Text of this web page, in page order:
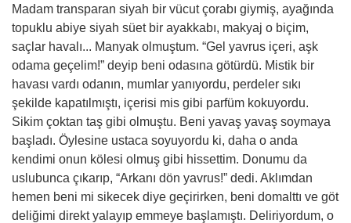
Madam transparan siyah bir vücut çorabı giymiş, ayağında
topuklu abiye siyah süet bir ayakkabı, makyaj o biçim,
saçlar havalı... Manyak olmuştum. “Gel yavrus içeri, aşk
odama geçelim!” deyip beni odasına götürdü. Mistik bir
havası vardı odanın, mumlar yanıyordu, perdeler sıkı
şekilde kapatılmıştı, içerisi mis gibi parfüm kokuyordu.
Sikim çoktan taş gibi olmuştu. Beni yavaş yavaş soymaya
başladı. Öylesine ustaca soyuyordu ki, daha o anda
kendimi onun kölesi olmuş gibi hissettim. Donumu da
uslubunca çıkarıp, “Arkanı dön yavrus!” dedi. Aklımdan
hemen beni mi sikecek diye geçirirken, beni domalttı ve göt
deliğimi direkt yalayıp emmeye başlamıştı. Deliriyordum, o